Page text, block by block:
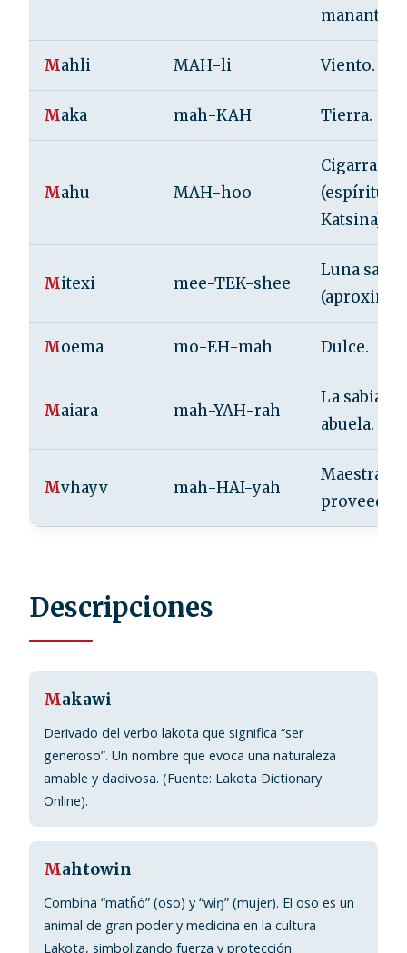
manantial).
Mahli MAH-li Viento.
Maka mah-KAH Tierra.
Mahu MAH-hoo
Cigarra
(espíritu
Katsina).
Mitexi mee-TEK-shee
Luna
Moema mo-EH-mah Dulce.
Maiara mah-YAH-rah
La sabia, la
abuela.
Mvhayv mah-HAI-yah
Maestra,
Descripciones
Makawi
Derivado del verbo lakota que significa “ser
generoso”. Un nombre que evoca una naturaleza
amable y dadivosa. (Fuente: Lakota Dictionary
Online).
Mahtowin
Combina “matȟó” (oso) y “wíŋ” (mujer). El oso es un
animal de gran poder y medicina en la cultura
Lakota, simbolizando fuerza y protección.